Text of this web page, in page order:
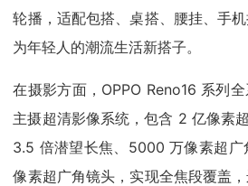
轮播，适配包搭、桌搭、腰挂、手
为年轻人的潮流生活新搭子。
在摄影方面，OPPO Reno16 系列
主摄超清影像系统，包含 2 亿像素
3.5 倍潜望长焦、5000 万像素超
像素超广角镜头，实现全焦段覆盖，